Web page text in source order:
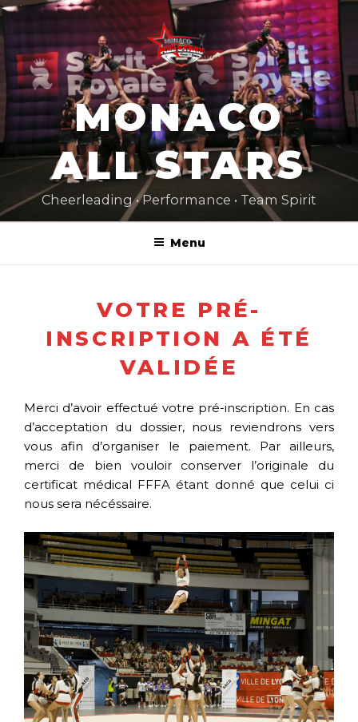
Aller
contenu
principal
MONACO
ALL STARS
Cheerleading • Performance • Team Spirit
Menu
VOTRE PRÉ-
INSCRIPTION A ÉTÉ
VALIDÉE
Merci d’avoir effectué votre pré-inscription. En cas
d’acceptation du dossier, nous reviendrons vers
vous afin d’organiser le paiement. Par ailleurs,
merci de bien vouloir conserver l’originale du
certificat médical FFFA étant donné que celui ci
nous sera nécéssaire.